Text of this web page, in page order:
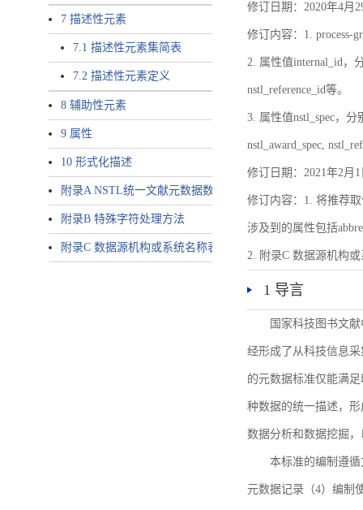
7 描述性元素
7.1 描述性元素集简表
7.2 描述性元素定义
8 辅助性元素
9 属性
10 形式化描述
附录A NSTL统一文献元数据数据唯一标识符规则
附录B 特殊字符处理方法
附录C 数据源机构或系统名称表
修订日期：2020年4月
修订内容：1. process-
2. 属性值internal_id，
nstl_reference_id等。
3. 属性值nstl_spec，分
nstl_award_spec,
修订日期：2021年2月1
修订内容：1. 将推荐
涉及到的属性包括
2. 附录C 数据源机构或
1 导言
国家科技图书文
经形成了从科技信息
的元数据标准仅能满
种数据的统一描述，
数据分析和数据挖掘
本标准的编制遵
元数据记录（4）编制